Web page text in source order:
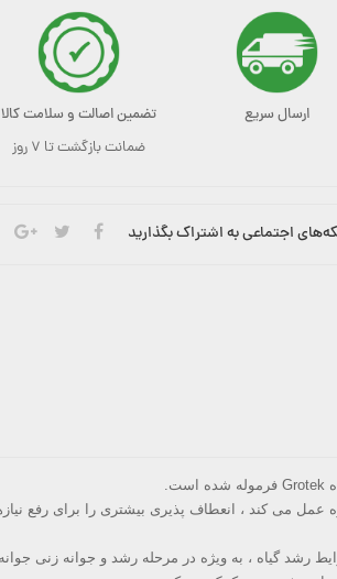
ارسال سریع تضمین اصالت و سلامت کالا
ضمانت بازگشت تا ۷ روز
اجتماعی به اشتراک بگذارید